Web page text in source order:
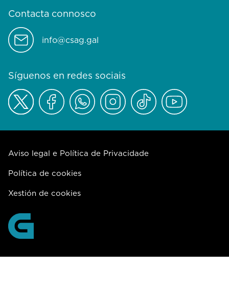
Contacta connosco
info@csag.gal
Síguenos en redes sociais
Aviso legal e Política de Privacidade
Política de cookies
Xestión de cookies